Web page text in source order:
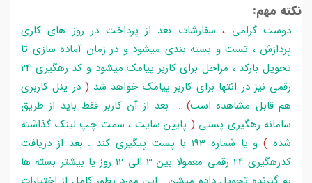
نکته مهم:
دوست گرامی ،سفارشات بعد از پرداخت در روز های کاری
پردازش ، تست و بسته بندی میشود و در زمان آماده سازی تا
تحویل بارکد ، مراحل برای کاربر پیامک میشود و کد رهگیری 24
رقمی نیز در انتها برای کاربر پیامک خواهد شد ( در پنل کاربری
هم قابل مشاهده است) . بعد از آن کاربر فقط باید از طریق
سامانه رهگیری پستی ( پایین سایت ، سمت چپ لینک گذاشته
شده )
و یا شماره 193 با پست پیگیری کند . بعد از دریافت
کدرهگیری 24 رقمی معمولا بین 3 الی 12 روز یا بیشتر بسته ها